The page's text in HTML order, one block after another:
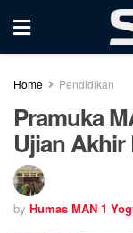
Home Pendidikan
Pramuka
Ujian Akhir
by Humas MAN 1